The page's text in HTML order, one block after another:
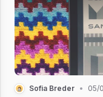
Sofia Breder • 05/